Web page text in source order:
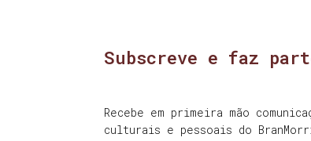
Subscreve e faz
Recebe em primeira mão
culturais e pessoais do